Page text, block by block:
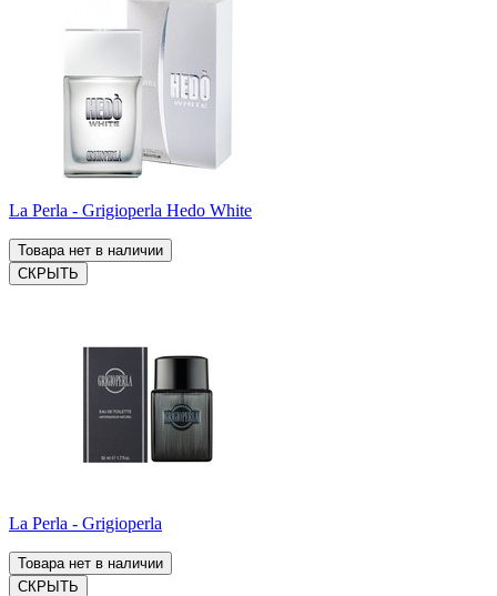
La Perla - Grigioperla Hedo White
Товара нет в наличии
СКРЫТЬ
La Perla - Grigioperla
Товара нет в наличии
СКРЫТЬ